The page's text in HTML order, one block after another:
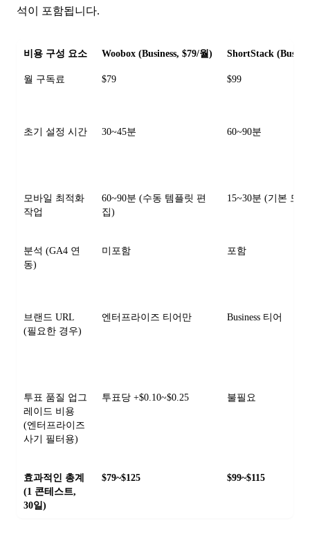
석이 포함됩니다.
비용 구성 요소 Woobox (Business, $79/월) ShortStack
월 구독료 $79 $99
초기 설정 시간 30~45분 60~90분
모바일 최적화
작업
60~90분 (수동 템플릿 편
집)
15~30분 (기본 모
분석 (GA4 연
동)
미포함 포함
브랜드 URL
(필요한 경우)
엔터프라이즈 티어만 Business 티어
투표 품질 업그
레이드 비용
(엔터프라이즈
사기 필터용)
투표당 +$0.10~$0.25 불필요
효과적인 총계
(1 콘테스트,
30일)
$79~$125 $99~$115